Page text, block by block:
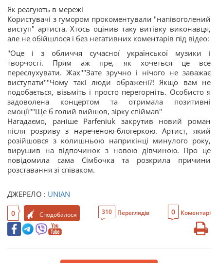
Як реагують в мережі
Користувачі з гумором прокоментували "напівоголений
виступ" артиста. Хтось оцінив таку витівку виконавця,
але не обійшлося і без негативних коментарів під відео:
"Оце і з обличчя сучасної української музики і
творчості. Прям аж пре, як хочеться це все
переслухувати. Жах""Зате зручно і нічого не заважає
виступати""Чому такі люди ображені?! Якщо вам не
подобається, візьміть і просто перегорніть. Особисто я
задоволена концертом та отримала позитивні
емоції""Ще б голий вийшов, зірку спіймав"
Нагадаємо, раніше Parfeniuk закрутив новий роман
після розриву з нареченою-блогеркою. Артист, який
розійшовся з колишньою наприкінці минулого року,
вирушив на відпочинок з новою дівчиною. Про це
повідомила сама Сімбочка та розкрила причини
розставання зі співаком.
ДЖЕРЕЛО : UNIAN
0 Сподобалося 310 Переглядів 0 Коментарі